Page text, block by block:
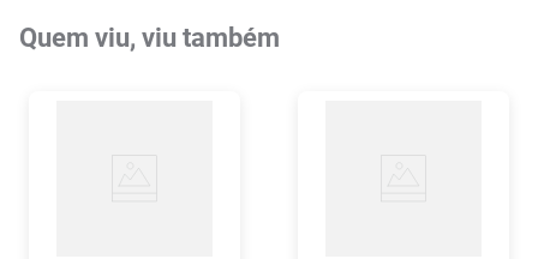
Quem viu, viu também